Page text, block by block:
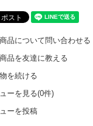
品について問い合わせる
品を友達に教える
を続ける
ーを見る(0件)
ーを投稿